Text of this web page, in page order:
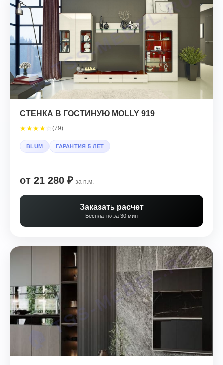
СТЕНКА В ГОСТИНУЮ MOLLY 919
★★★★ (79)
BLUM ГАРАНТИЯ 5 ЛЕТ
от 21 280 ₽ за п.м.
Заказать расчет
Бесплатно за 30 мин